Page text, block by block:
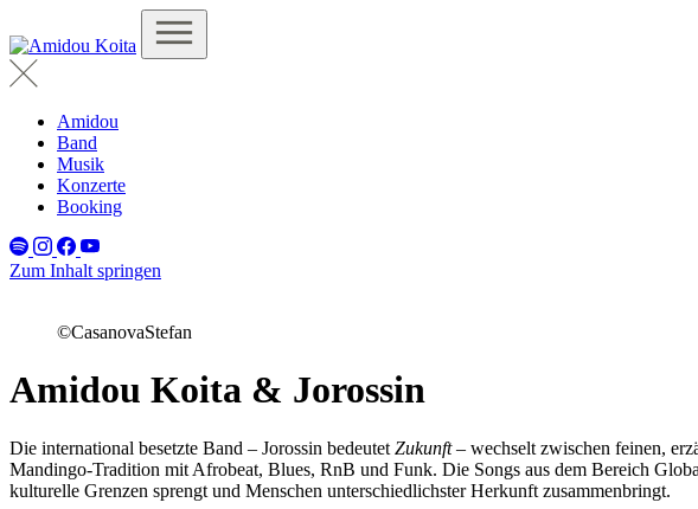
Amidou
Band
Musik
Konzerte
Booking
Zum Inhalt springen
©CasanovaStefan
Amidou Koita & Jorossin
Die international besetzte Band – Jorossin bedeutet Zukunft– wechselt zwischen feinen,
Mandingo-Tradition mit Afrobeat, Blues, RnB und Funk. Die Songs aus dem Bereich
kulturelle Grenzen sprengt und Menschen unterschiedlichster Herkunft zusammenbringt.